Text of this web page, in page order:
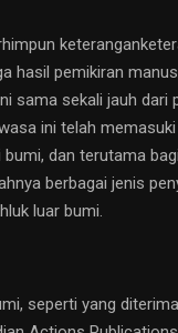
hasil pemikiran
sama sekali jauh dari
ini telah
dan terutama
berbagai jenis
luar bumi.
seperti yang